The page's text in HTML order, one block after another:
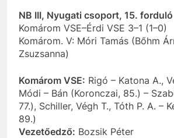
NB III, Nyugati csoport, 15. forduló
Komárom VSE–Érdi VSE 3–1 (1–0)
Komárom. V: Móri Tamás (Bőhm
Zsuzsanna)
Komárom VSE: Rigó – Katona A.,
Módi – Bán (Koronczai, 85.) –
77.), Schiller, Végh T., Tóth P. A. –
89.)
Vezetőedző: Bozsik Péter